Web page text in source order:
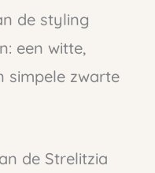
de styling
een witte,
simpele zwarte
de Strelitzia